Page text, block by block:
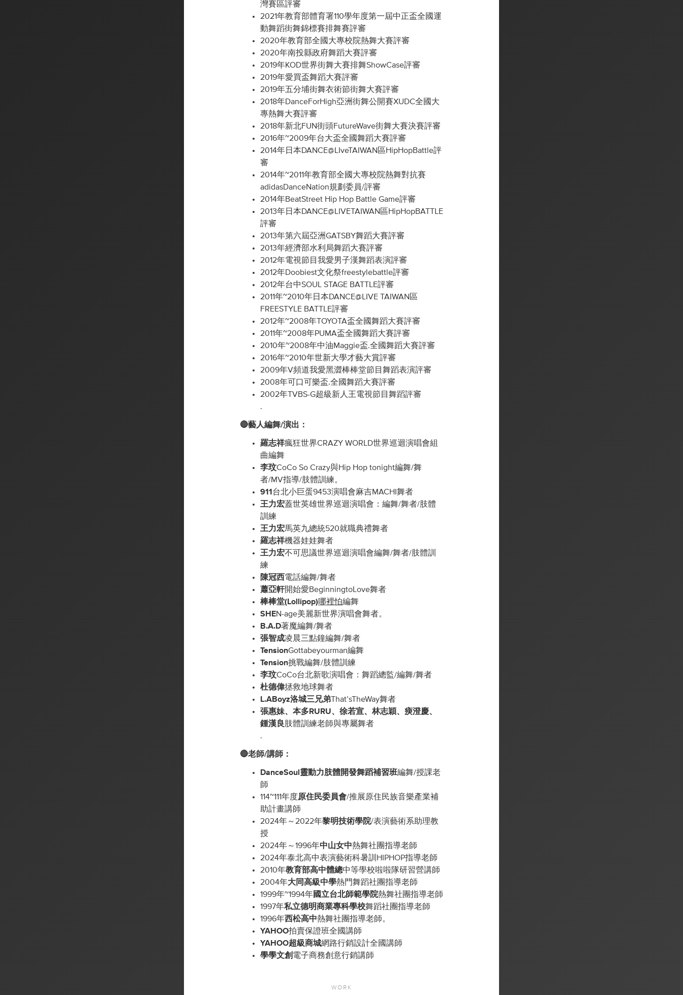
灣賽區評審
2021年教育部體育署110學年度第一屆中正盃全國運
動舞蹈街舞錦標賽排舞賽評審
2020年教育部全國大專校院熱舞大賽評審
2020年南投縣政府舞蹈大賽評審
2019年KOD世界街舞大賽排舞ShowCase評審
2019年愛買盃舞蹈大賽評審
2019年五分埔街舞衣術節街舞大賽評審
2018年DanceForHigh亞洲街舞公開賽XUDC全國大
專熱舞大賽評審
2018年新北FUN街頭FutureWave街舞大賽決賽評審
2016年~2009年台大盃全國舞蹈大賽評審
2014年日本DANCE@LIveTAIWAN區HipHopBattle評
審
2014年~2011年教育部全國大專校院熱舞對抗賽
adidasDanceNation規劃委員/評審
2014年BeatStreet Hip Hop Battle Game評審
2013年日本DANCE@LIVETAIWAN區HipHopBATTLE
評審
2013年第六屆亞洲GATSBY舞蹈大賽評審
2013年經濟部水利局舞蹈大賽評審
2012年電視節目我愛男子漢舞蹈表演評審
2012年Doobiest文化祭freestylebattle評審
2012年台中SOUL STAGE BATTLE評審
2011年~2010年日本DANCE@LIVE TAIWAN區
FREESTYLE BATTLE評審
2012年~2008年TOYOTA盃全國舞蹈大賽評審
2011年~2008年PUMA盃全國舞蹈大賽評審
2010年~2008年中油Maggie盃.全國舞蹈大賽評審
2016年~2010年世新大學才藝大賞評審
2009年V頻道我愛黑澀棒棒堂節目舞蹈表演評審
2008年可口可樂盃.全國舞蹈大賽評審
2002年TVBS-G超級新人王電視節目舞蹈評審
.
🔴藝人編舞/演出：
羅志祥瘋狂世界CRAZY WORLD世界巡迴演唱會組
曲編舞
李玟CoCo So Crazy與Hip Hop tonight編舞/舞
者/MV指導/肢體訓練。
911 台北小巨蛋9453演唱會麻吉MACHI舞者
王力宏蓋世英雄世界巡迴演唱會：編舞/舞者/肢體
訓練
王力宏馬英九總統520就職典禮舞者
羅志祥機器娃娃舞者
王力宏不可思議世界巡迴演唱會編舞/舞者/肢體訓
練
陳冠西電話編舞/舞者
蕭亞軒開始愛BeginningtoLove舞者
棒棒堂(Lollipop)哪裡怕編舞
SHEN-age美麗新世界演唱會舞者。
B.A.D著魔編舞/舞者
張智成凌晨三點鐘編舞/舞者
TensionGottabeyourman編舞
Tension挑戰編舞/肢體訓練
李玟CoCo台北新歌演唱會：舞蹈總監/編舞/舞者
杜德偉拯救地球舞者
L.ABoyz洛城三兄弟That’sTheWay舞者
張惠妹、本多RURU、徐若宣、林志穎、瘐澄慶、
鍾漢良 肢體訓練老師與專屬舞者
.
🔴老師/講師：
DanceSoul靈動力肢體開發舞蹈補習班編舞/授課老
師
114~111年度原住民委員會/推展原住民族音樂產業補
助計畫講師
2024年～2022年黎明技術學院/表演藝術系助理教
授
2024年～1996年中山女中熱舞社團指導老師
2024年泰北高中表演藝術科暑訓HIPHOP指導老師
2010年教育部高中體總中等學校啦啦隊研習營講師
2004年大同高級中學熱門舞蹈社團指導老師
1999年~1994年國立台北師範學院熱舞社團指導老師
1997年私立德明商業專科學校舞蹈社團指導老師
1996年西松高中熱舞社團指導老師。
YAHOO拍賣保證班全國講師
YAHOO超級商城網路行銷設計全國講師
學學文創 電子商務創意行銷講師
WORK